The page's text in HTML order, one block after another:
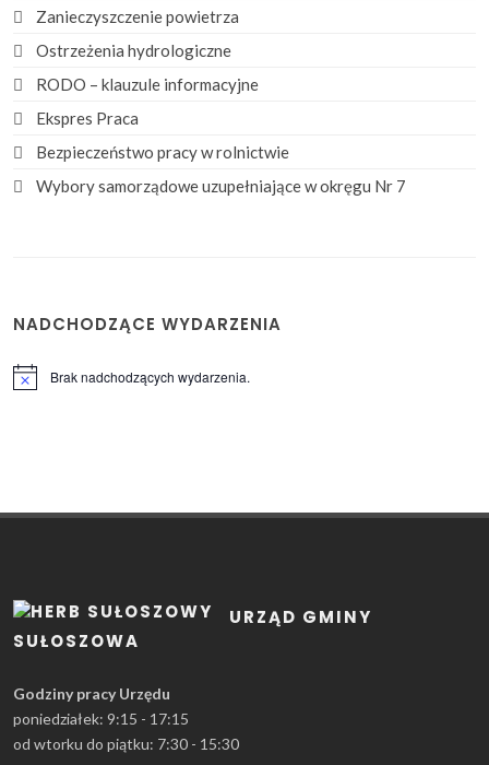
Zanieczyszczenie powietrza
Ostrzeżenia hydrologiczne
RODO – klauzule informacyjne
Ekspres Praca
Bezpieczeństwo pracy w rolnictwie
Wybory samorządowe uzupełniające w okręgu Nr 7
NADCHODZĄCE WYDARZENIA
Powiadomienie
Brak nadchodzących wydarzenia.
URZĄD GMINY
SUŁOSZOWA
Godziny pracy Urzędu
poniedziałek: 9:15 - 17:15
od wtorku do piątku: 7:30 - 15:30